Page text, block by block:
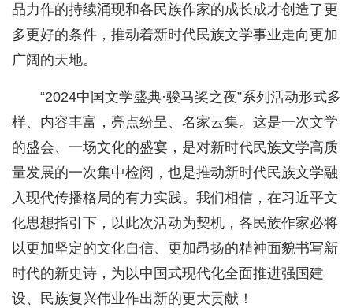
品力作的持续涌现和各民族作家的成长成才创造了更
多更好的条件，推动着新时代民族文学事业走向更加
广阔的天地。
“2024中国文学盛典·骏马奖之夜”系列活动形式多
样、内容丰富，亮点纷呈、名家云集。这是一次文学
的盛会、一场文化的盛宴，是对新时代民族文学高质
量发展的一次集中检阅，也是推动新时代民族文学融
入现代传播格局的有力实践。我们相信，在习近平文
化思想指引下，以此次活动为契机，各民族作家必将
以更加坚定的文化自信、更加昂扬的精神面貌书写新
时代的新史诗，为以中国式现代化全面推进强国建
设、民族复兴伟业作出新的更大贡献！